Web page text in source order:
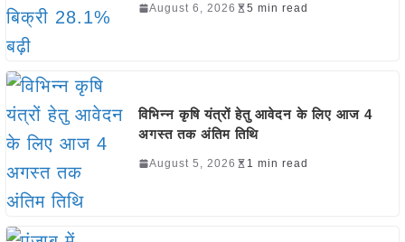
August 6, 2026 5 min read
विभिन्न कृषि यंत्रों हेतु आवेदन के लिए आज 4
अगस्त तक अंतिम तिथि
August 5, 2026 1 min read